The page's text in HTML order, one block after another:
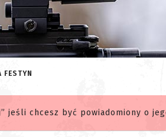
FESTYN
jeśli chcesz być powiadomiony o